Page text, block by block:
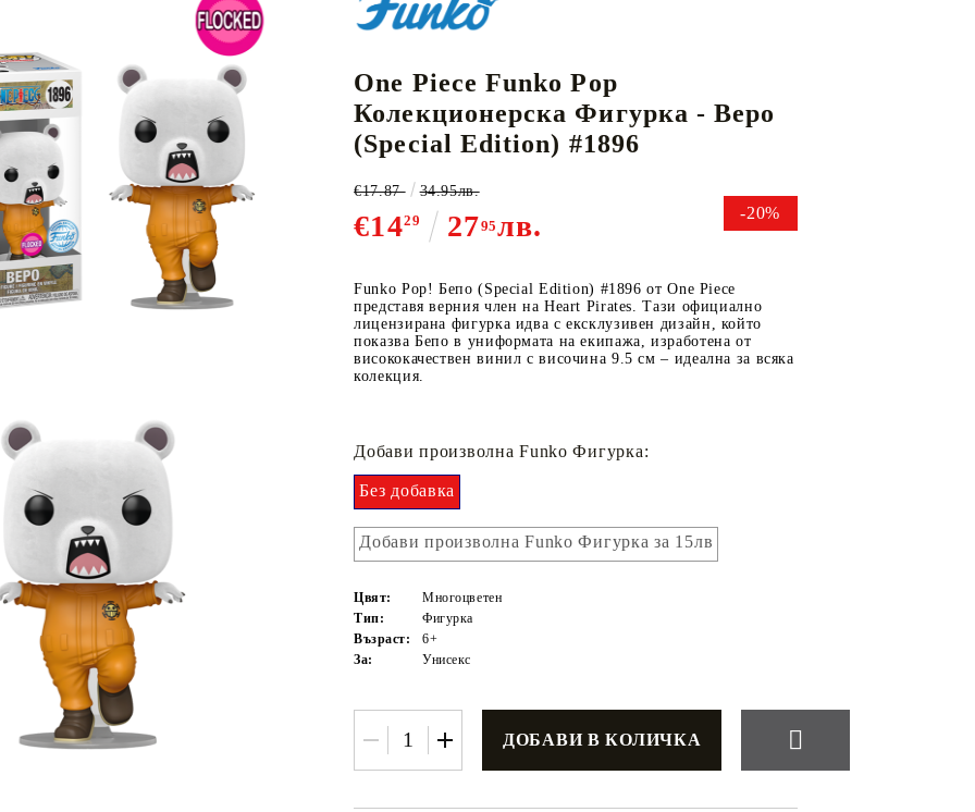
CARD GAME LORCANA
RIFTBOUND: LEAGUE OF LEGENDS
TCG
АКСЕСОАРИ ЗА КАРТОВИ
ИГРИ
Кутии за съхранение
Протектори за карти
НАСИПНИ КАРТИ GUNDAM CARD GAME
К-ПОП ДРУГИ
One Piece Funko Pop
Колекционерска Фигурка - Bepo
(Special Edition) #1896
-20%
€1429 2795лв.
€17.87 34.95лв.
Funko Pop! Бепо (Special Edition) #1896 от One Piece
представя верния член на Heart Pirates. Тази официално
лицензирана фигурка идва с ексклузивен дизайн, който
показва Бепо в униформата на екипажа, изработена от
висококачествен винил с височина 9.5 см – идеална за всяка
колекция.
Добави произволна Funko Фигурка:
Без добавка
Добави произволна Funko Фигурка за 15лв
Цвят:
Многоцветен
Тип:
Фигурка
Възраст:
6+
За:
Унисекс